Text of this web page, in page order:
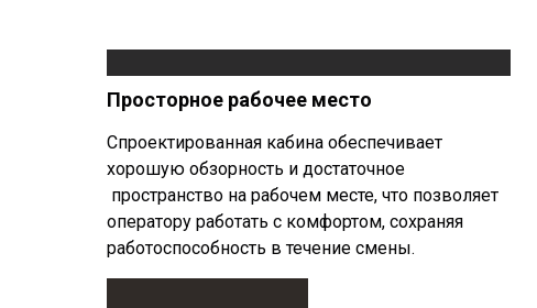
Просторное рабочее место
Спроектированная кабина обеспечивает
хорошую обзорность и достаточное
пространство на рабочем месте, что позволяет
оператору работать с комфортом, сохраняя
работоспособность в течение смены.